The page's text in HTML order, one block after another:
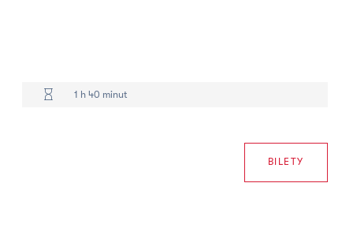
1 h 40 minut
BILETY